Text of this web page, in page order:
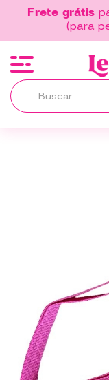
Frete grátis
(para